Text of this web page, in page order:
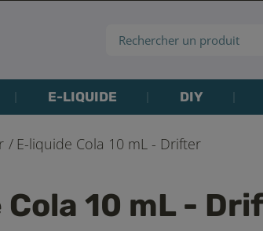
E-LIQUIDE DIY
E-liquide Cola 10 mL - Drifter
10 mL -